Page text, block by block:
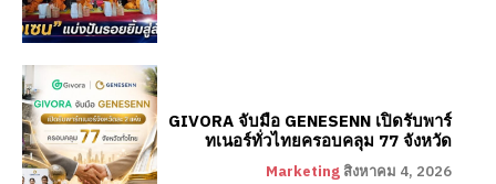
GIVORA จับมือ GENESENN เปิดรับพาร์
ทเนอร์ทั่วไทยครอบคลุม 77 จังหวัด
Marketing สิงหาคม 4, 2026